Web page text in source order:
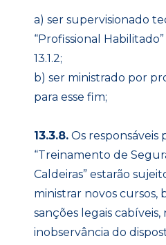
a) ser supervisionado
“Profissional
13.1.2;
b) ser ministrado por
para esse fim;
13.3.8.Os responsáveis
“Treinamento de
Caldeiras” estarão
ministrar novos cursos,
sanções legais cabíveis,
inobservância do